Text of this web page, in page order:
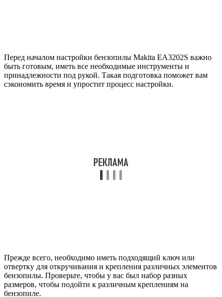
Перед началом настройки бензопилы Makita EA3202S важно
быть готовым, иметь все необходимые инструменты и
принадлежности под рукой. Такая подготовка поможет вам
сэкономить время и упростит процесс настройки.
Прежде всего, необходимо иметь подходящий ключ или
отвертку для откручивания и крепления различных элементов
бензопилы. Проверьте, чтобы у вас был набор разных
размеров, чтобы подойти к различным креплениям на
бензопиле.